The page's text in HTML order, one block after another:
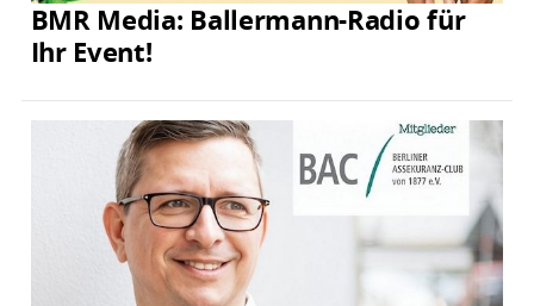
BMR Media: Ballermann-Radio für
Ihr Event!